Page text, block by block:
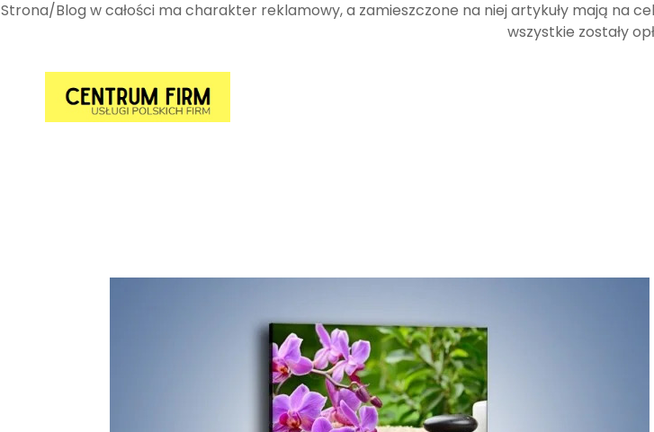
Strona/Blog w całości ma charakter reklamowy, a zamieszczone na niej artykuły mają na
wszystkie zostały